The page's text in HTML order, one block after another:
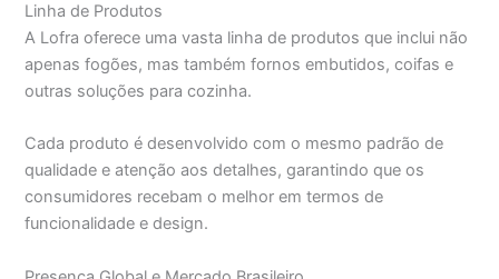
Linha de Produtos
A Lofra oferece uma vasta linha de produtos que inclui não
apenas fogões, mas também fornos embutidos, coifas e
outras soluções para cozinha.
Cada produto é desenvolvido com o mesmo padrão de
qualidade e atenção aos detalhes, garantindo que os
consumidores recebam o melhor em termos de
funcionalidade e design.